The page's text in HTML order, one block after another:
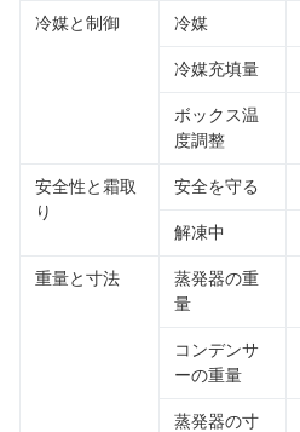
冷媒と制御 冷媒
冷媒充填量
ボックス温
度調整
安全性と霜取
り
安全を守る
解凍中
重量と寸法
蒸発器の重
量
コンデンサ
ーの重量
蒸発器の寸